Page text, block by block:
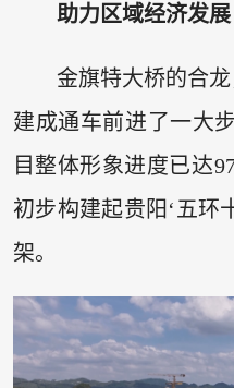
助力区域经济发展
金旗特大桥的合
建成通车前进了一大
目整体形象进度已达
初步构建起贵阳‘五环
架。